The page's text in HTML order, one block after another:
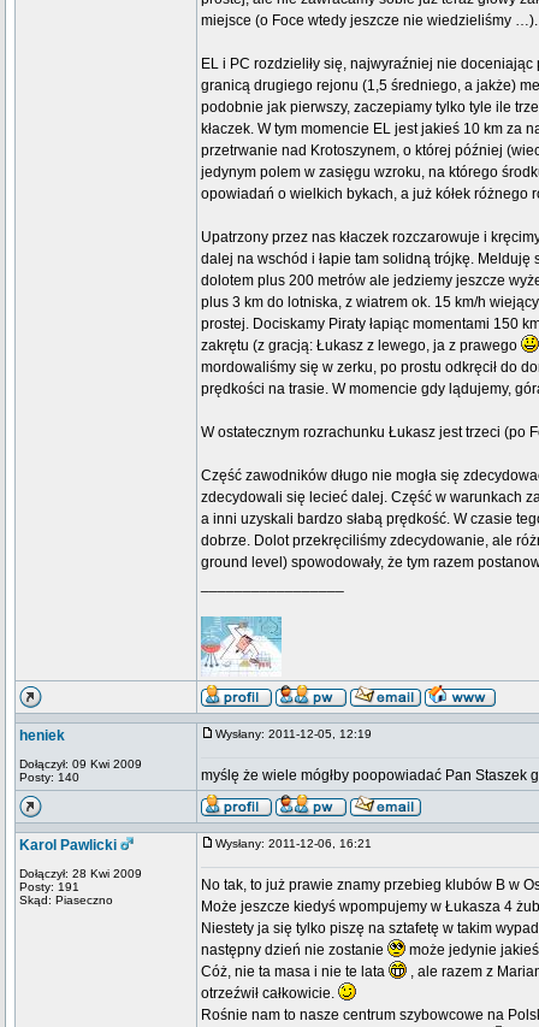
miejsce (o Foce wtedy jeszcze nie wiedzieliśmy …).
EL i PC rozdzieliły się, najwyraźniej nie
granicą drugiego rejonu (1,5 średniego, a jakże)
podobnie jak pierwszy, zaczepiamy tylko tyle ile
kłaczek. W tym momencie EL jest jakieś 10 km za
przetrwanie nad Krotoszynem, o której później
jedynym polem w zasięgu wzroku, na którego
opowiadań o wielkich bykach, a już kółek
Upatrzony przez nas kłaczek rozczarowuje i
dalej na wschód i łapie tam solidną trójkę.
dolotem plus 200 metrów ale jedziemy jeszcze
plus 3 km do lotniska, z wiatrem ok. 15 km/h
prostej. Dociskamy Piraty łapiąc momentami 150
zakrętu (z gracją: Łukasz z lewego, ja z prawego
mordowaliśmy się w zerku, po prostu odkręcił do
prędkości na trasie. W momencie gdy lądujemy,
W ostatecznym rozrachunku Łukasz jest trzeci (po
Część zawodników długo nie mogła się
zdecydowali się lecieć dalej. Część w warunkach
a inni uzyskali bardzo słabą prędkość. W czasie
dobrze. Dolot przekręciliśmy zdecydowanie, ale
ground level) spowodowały, że tym razem
heniek
Dołączył: 09 Kwi 2009
Posty: 140
Wysłany: 2011-12-05, 12:19
myślę że wiele mógłby poopowiadać Pan Staszek
Karol Pawlicki
Dołączył: 28 Kwi 2009
Posty: 191
Skąd: Piaseczno
Wysłany: 2011-12-06, 16:21
No tak, to już prawie znamy przebieg klubów B w
Może jeszcze kiedyś wpompujemy w Łukasza 4
Niestety ja się tylko piszę na sztafetę w takim
następny dzień nie zostanie
może jedynie
Cóż, nie ta masa i nie te lata
, ale razem z
otrzeźwił całkowicie.
Rośnie nam to nasze centrum szybowcowe na